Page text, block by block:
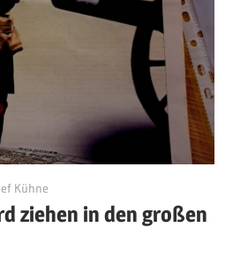
Kühne
ziehen in den großen